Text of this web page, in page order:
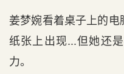
姜梦婉看着桌子上的
纸张上出现...但她还
力。